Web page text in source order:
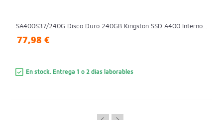
SA400S37/240G Disco Duro 240GB Kingston SSD A400 Interno...
77,98 €
En stock. Entrega 1 o 2 días laborables